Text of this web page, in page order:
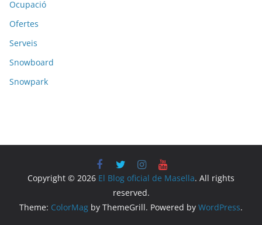
Ocupació
Ofertes
Serveis
Snowboard
Snowpark
Copyright © 2026 El Blog oficial de Masella. All rights
reserved.
Theme: ColorMag by ThemeGrill. Powered by WordPress.